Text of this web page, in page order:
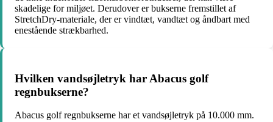
skadelige for miljøet. Derudover er bukserne fremstillet af
StretchDry-materiale, der er vindtæt, vandtæt og åndbart med
enestående strækbarhed.
Hvilken vandsøjletryk har Abacus golf
regnbukserne?
Abacus golf regnbukserne har et vandsøjletryk på 10.000 mm.